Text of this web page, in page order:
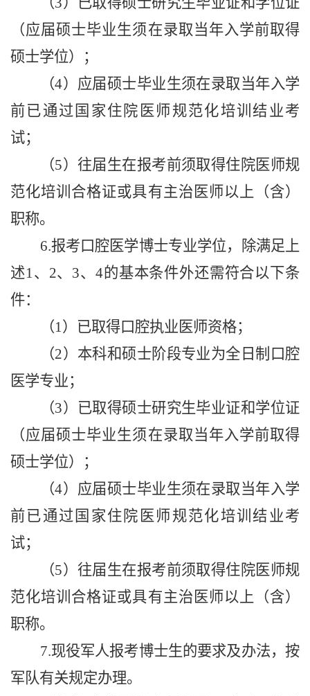
（应届硕士毕业生须在录取当年入学前取得
硕士学位）；
（4）应届硕士毕业生须在录取当年入学
前已通过国家住院医师规范化培训结业考
试；
（5）往届生在报考前须取得住院医师规
范化培训合格证或具有主治医师以上
（含）
职称。
6.报考口腔医学博士专业学位，除满足上
述1、2、3、4的基本条件外还需符合以下条
件：
（1）已取得口腔执业医师资格；
（2）本科和硕士阶段专业为全日制口腔
医学专业；
（3）已取得硕士研究生毕业证和学位证
（应届硕士毕业生须在录取当年入学前取得
硕士学位）；
（4）应届硕士毕业生须在录取当年入学
前已通过国家住院医师规范化培训结业考
试；
（5）往届生在报考前须取得住院医师规
范化培训合格证或具有主治医师以上
（含）
职称。
7.现役军人报考博士生的要求及办法，按
军队有关规定办理。